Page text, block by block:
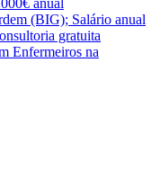
(BIG); Salário anual
gratuita
Enfermeiros na